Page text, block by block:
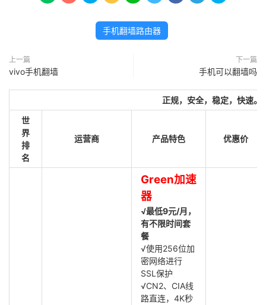
手机翻墙路由器
上一篇
vivo手机翻墙
下一篇
手机可以翻墙吗
正规，安全，稳定，快速。
世
界
排
名
运营商 产品特色 优惠价
Green加速
器
√最低9元/月，
有不限时间套
餐
√使用256位加
密网络进行
SSL保护
√CN2、CIA线
路直连，4K秒